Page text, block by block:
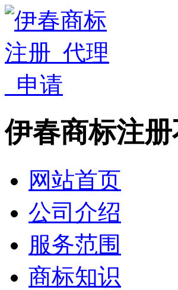
伊春商标注
网站首页
公司介绍
服务范围
商标知识